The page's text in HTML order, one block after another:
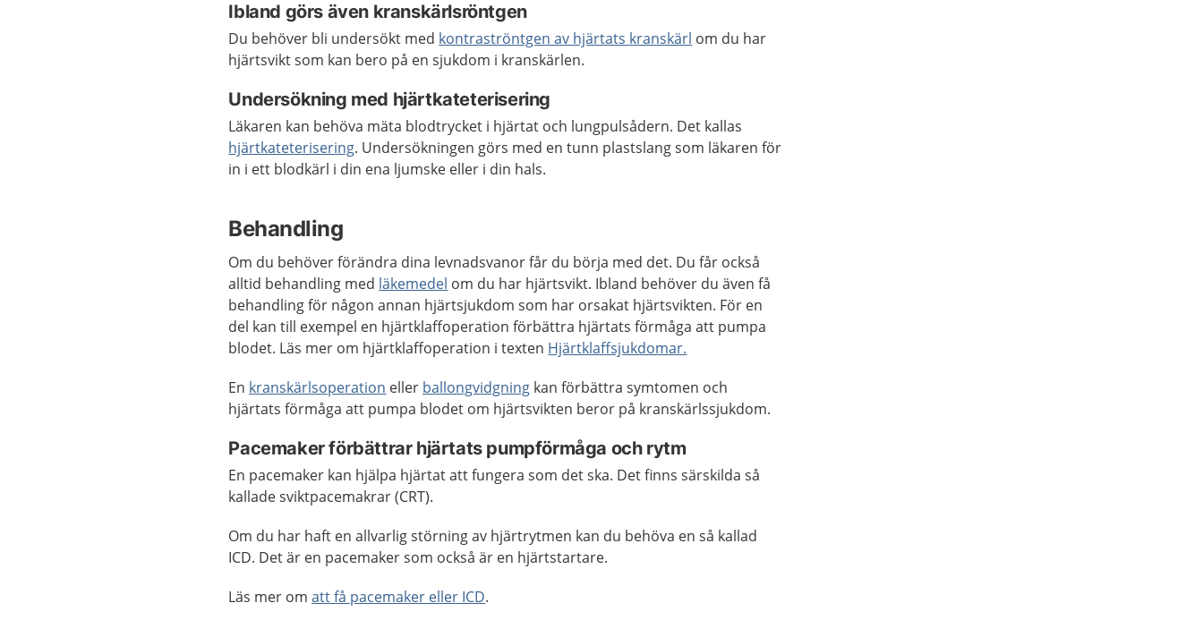
Ibland görs även kranskärlsröntgen
Du behöver bli undersökt med kontraströntgen av hjärtats kranskärl om du har
hjärtsvikt som kan bero på en sjukdom i kranskärlen.
Undersökning med hjärtkateterisering
Läkaren kan behöva mäta blodtrycket i hjärtat och lungpulsådern. Det kallas
hjärtkateterisering. Undersökningen görs med en tunn plastslang som läkaren för
in i ett blodkärl i din ena ljumske eller i din hals.
Behandling
Om du behöver förändra dina levnadsvanor får du börja med det. Du får också
alltid behandling med läkemedel om du har hjärtsvikt. Ibland behöver du även få
behandling för någon annan hjärtsjukdom som har orsakat hjärtsvikten. För en
del kan till exempel en hjärtklaffoperation förbättra hjärtats förmåga att pumpa
blodet. Läs mer om hjärtklaffoperation i texten Hjärtklaffsjukdomar.
En kranskärlsoperation eller ballongvidgning kan förbättra symtomen och
hjärtats förmåga att pumpa blodet om hjärtsvikten beror på kranskärlssjukdom.
Pacemaker förbättrar hjärtats pumpförmåga och rytm
En pacemaker kan hjälpa hjärtat att fungera som det ska. Det finns särskilda så
kallade sviktpacemakrar (CRT).
Om du har haft en allvarlig störning av hjärtrytmen kan du behöva en så kallad
ICD. Det är en pacemaker som också är en hjärtstartare.
Läs mer omatt få pacemaker eller ICD.